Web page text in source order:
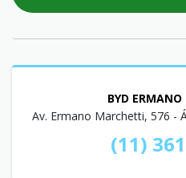
BYD
Av. Ermano Marchetti, 576 -
(11)